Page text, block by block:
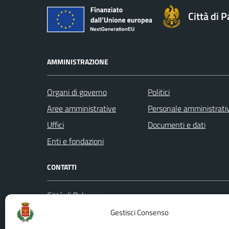
Gestisci Consenso
Città di
AMMINISTRAZIONE
Organi di governo
Aree amministrative
Uffici
Enti e fondazioni
Politici
Personale
Documenti e dati
CONTATTI
Città di Palermo
Codice fiscale / P. IVA:80016350821
Leggi le